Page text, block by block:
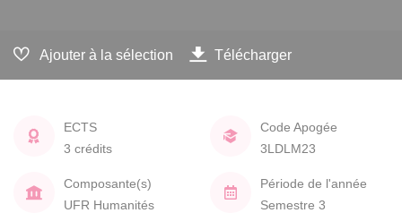
Ajouter à la sélection Télécharger
ECTS
3 crédits
Code Apogée
3LDLM23
Composante(s)
UFR Humanités
Période de l'année
Semestre 3